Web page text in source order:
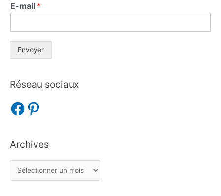
E-mail *
Envoyer
Réseau sociaux
Archives